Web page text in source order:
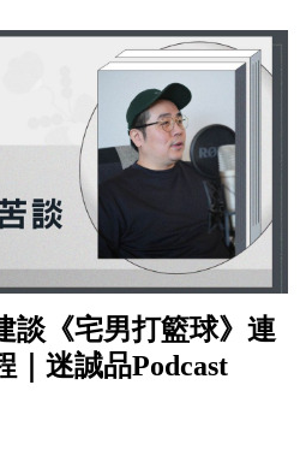
談《宅男打籃球》連
｜迷誠品Podcast